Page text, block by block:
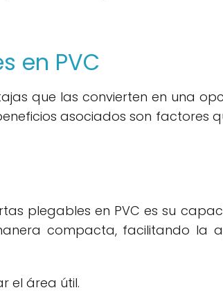
en PVC
que las convierten en una
asociados son factores
plegables en PVC es su
compacta, facilitando la
el área útil.